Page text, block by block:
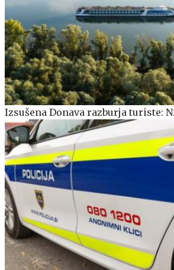
Izsušena Donava razburja turiste: